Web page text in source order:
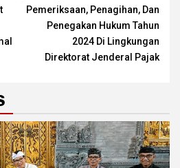
Pemeriksaan, Penagihan, Dan
Penegakan Hukum Tahun
2024 Di Lingkungan
Direktorat Jenderal Pajak